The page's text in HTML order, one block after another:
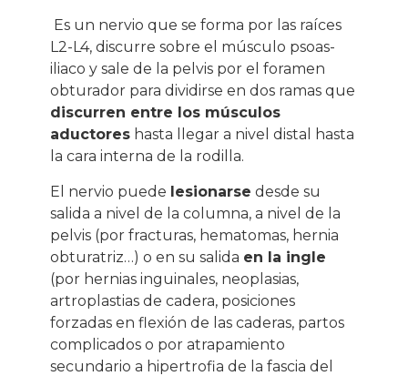
Es un nervio que se forma por las raíces
L2-L4, discurre sobre el músculo psoas-
iliaco y sale de la pelvis por el foramen
obturador para dividirse en dos ramas que
discurren entre los músculos
aductores hasta llegar a nivel distal hasta
la cara interna de la rodilla.
El nervio puede lesionarse desde su
salida a nivel de la columna, a nivel de la
pelvis (por fracturas, hematomas, hernia
obturatriz…) o en su salida en la ingle
(por hernias inguinales, neoplasias,
artroplastias de cadera, posiciones
forzadas en flexión de las caderas, partos
complicados o por atrapamiento
secundario a hipertrofia de la fascia del